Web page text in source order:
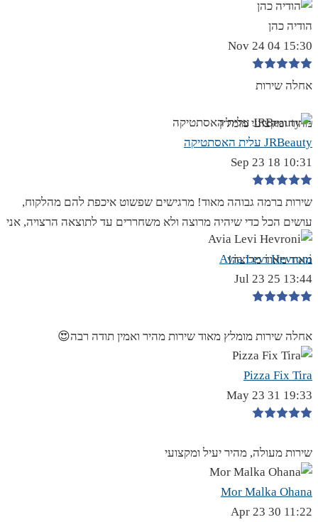
הודיה כהן
15:30 04 Nov 24
אחלה שירות
מהיר ומקצועי מומלץ
JRBeauty עלית האסתטיקה
10:31 18 Sep 23
שירות ברמה גבוהה מאוד! מרגישים שפשוט איכפת להם מהלקוח,
עושים הכל כדי שיהיה מרוצה ולא משחררים עד לתוצאה הרצויה, אני
מאוד מאוד מרוצה!
Avia Levi Hevroni
13:44 25 Jul 23
אחלה שירות מומלץ מאוד שירות מהיר ואמין תודה רבה😍
Pizza Fix Tira
19:33 31 May 23
שירות מעולה, מהיר יעיל ומקצועי
Mor Malka Ohana
11:22 30 Apr 23